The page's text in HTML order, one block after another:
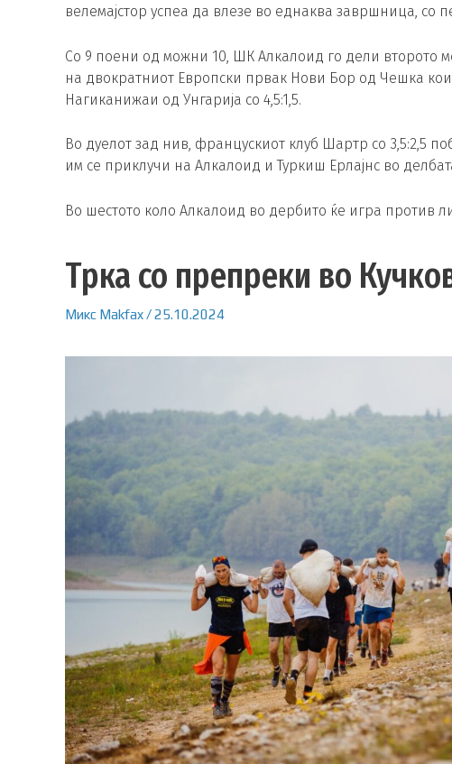
велемајстор успеа да влезе во еднаква завршница, со
Со 9 поени од можни 10, ШК Алкалоид го дели второто
на двократниот Европски првак Нови Бор од Чешка
Нагиканижаи од Унгарија со 4,5:1,5.
Во дуелот зад нив, францускиот клуб Шартр со 3,5:2,5
им се приклучи на Алкалоид и Туркиш Ерлајнс во
Во шестото коло Алкалоид во дербито ќе игра против
Трка со препреки во
Микс Makfax/25.10.2024